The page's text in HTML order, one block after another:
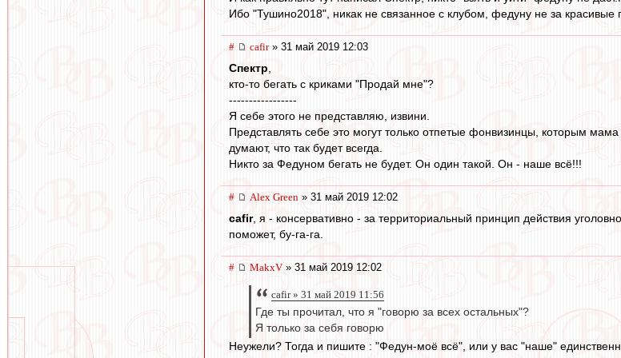
Ибо "Тушино2018", никак не связанное с клубом, федуну не за красивые
# cafir» 31 май 2019 12:03
Спектр
кто-то бегать с криками "Продай мне"?
-----------------
Я себе этого не представляю, извини.
Представлять себе это могут только отпетые фонвизинцы, которым
думают, что так будет всегда.
Никто за Федуном бегать не будет. Он один такой. Он - наше всё!!!
# Alex Green » 31 май 2019 12:02
cafir, я - консервативно - за территориальный принцип действия
поможет, бу-га-га.
# MakxV » 31 май 2019 12:02
cafir » 31 май 2019 11:56
Где ты прочитал, что я "говорю за всех остальных"?
Я только за себя говорю
Неужели? Тогда и пишите : "Федун-моё всё", или у вас "наше"